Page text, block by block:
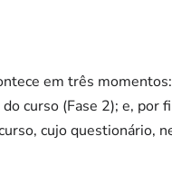
em três
curso (Fase 2); e, por
cujo questionário,